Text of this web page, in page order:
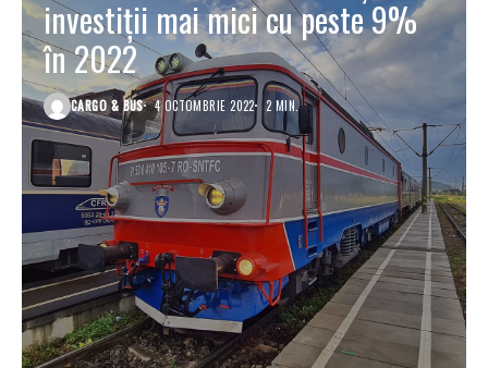
investiții mai mici cu peste 9%
în 2022
CARGO & BUS 4 OCTOMBRIE 2022 2 MIN.